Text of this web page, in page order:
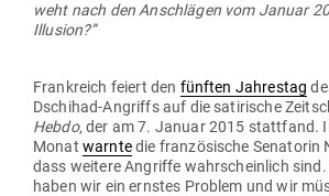
weht nach den Anschlägen vom Januar
Illusion?”
Frank­reich feiert den fünften Jah­restag
Dschihad-Angriffs auf die sati­rische
Hebdo, der am 7. Januar 2015 stattfand.
Monat warntedie fran­zö­sische Sena­torin
dass weitere Angriffe wahr­scheinlich sind.
haben wir ein ernstes Problem und wir